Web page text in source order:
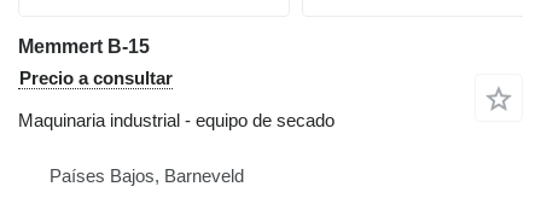
Memmert B-15
Precio a consultar
Maquinaria industrial - equipo de secado
Países Bajos, Barneveld